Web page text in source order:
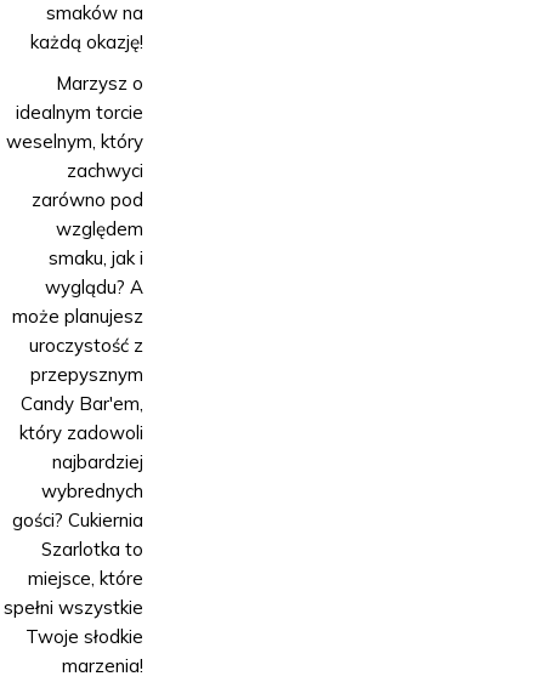
smaków na
każdą okazję!
Marzysz o
idealnym torcie
weselnym, który
zachwyci
zarówno pod
względem
smaku, jak i
wyglądu? A
może planujesz
uroczystość z
przepysznym
Candy Bar'em,
który zadowoli
najbardziej
wybrednych
gości? Cukiernia
Szarlotka to
miejsce, które
spełni wszystkie
Twoje słodkie
marzenia!